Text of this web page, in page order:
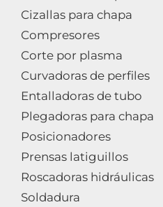
Cizallas para chapa
Compresores
Corte por plasma
Curvadoras de perfiles
Entalladoras de tubo
Plegadoras para chapa
Posicionadores
Prensas latiguillos
Roscadoras hidráulicas
Soldadura